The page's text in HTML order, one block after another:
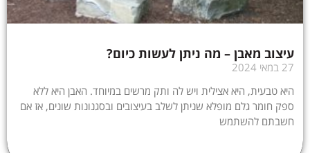
עיצוב מאבן – מה ניתן לעשות כיום?
27 במאי 2024
היא טבעית, היא אצילית ויש לה ותק מרשים במיוחד. האבן היא ללא
ספק חומר גלם מופלא שניתן לשלב בעיצובים ובסגנונות שונים, אז אם
חשבתם להשתמש